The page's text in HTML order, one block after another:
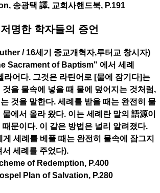
송광택 譯, 교회사핸드북, P.191
명한 학자들의 증언
/ 16세기 종교개혁자,루터교 창시자)
Sacrament of Baptism" 에서 세례
어다. 그것은 라틴어로 [물에 잠기다]는
을 물속에 넣을 때 물에 덮어지는 것처럼,
것을 말한다. 세례를 받을 때는 완전히 물
에서 올라 왔다. 이는 세례란 말의 語源이
문이다. 이 같은 방법은 널리 알려졌다.
세례를 베풀 때는 완전히 물속에 잠그지
세례를 주었다).
of Redemption, P.400
Plan of Salvation, P.280